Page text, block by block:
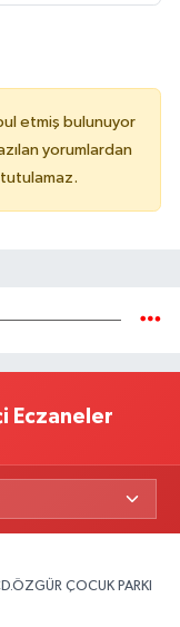
etmiş bulunuyor
yorumlardan
Eczaneler
ÇOCUK PARKI